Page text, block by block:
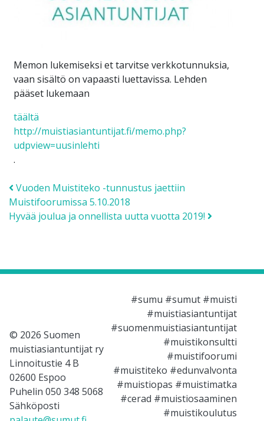
Memon lukemiseksi et tarvitse verkkotunnuksia,
vaan sisältö on vapaasti luettavissa. Lehden
pääset lukemaan
täältä
http://muistiasiantuntijat.fi/memo.php?
udpview=uusinlehti
.
Post navigation
Vuoden Muistiteko -tunnustus jaettiin
Muistifoorumissa 5.10.2018
Hyvää joulua ja onnellista uutta vuotta 2019!
© 2026 Suomen
muistiasiantuntijat ry
Linnoitustie 4 B
02600 Espoo
Puhelin 050 348 5068
Sähköposti
#sumu #sumut #muisti
#muistiasiantuntijat
#suomenmuistiasiantuntijat
#muistikonsultti
#muistifoorumi
#muistiteko #edunvalvonta
#muistiopas #muistimatka
#cerad #muistiosaaminen
#muistikoulutus